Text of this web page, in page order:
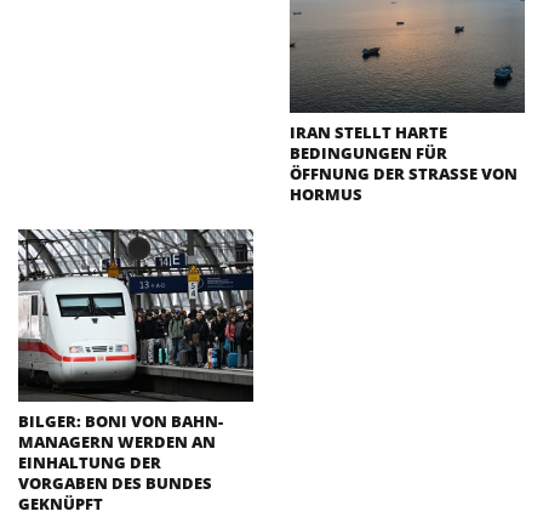
IRAN STELLT HARTE
BEDINGUNGEN FÜR
ÖFFNUNG DER STRASSE VON H
ORMUS
BILGER: BONI VON BAHN-
MANAGERN WERDEN AN
EINHALTUNG DER
VORGABEN DES BUNDES
GEKNÜPFT